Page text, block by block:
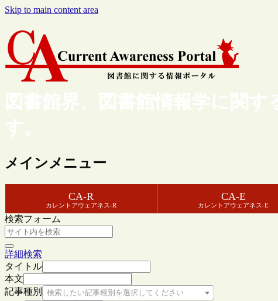
Skip to main content area
図書館界、図書館情報学に関
す。
メインメニュー
CA-R
カレントアウェアネス-R
CA-E
カレントアウェアネス-E
検索フォーム
詳細検索
タイトル
本文
記事種別
検索したい記事種別を選択してください